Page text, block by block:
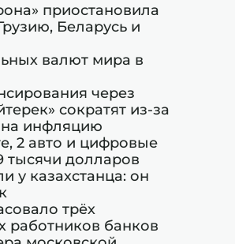
приостановила
Беларусь и
валют мира в
через
сократят из-за
инфляцию
2 авто и цифровые
тысячи долларов
у казахстанца: он
трёх
работников банков